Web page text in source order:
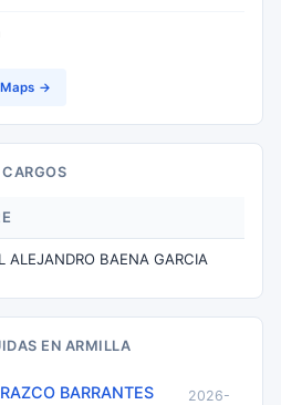
→
ALEJANDRO BAENA GARCIA
EN ARMILLA
BARRANTES
2026-